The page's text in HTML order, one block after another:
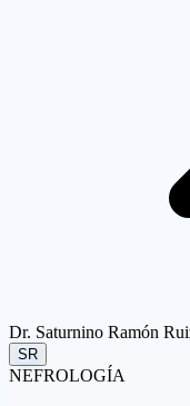
Dr. Saturnino Ramón
SR
NEFROLOGÍA